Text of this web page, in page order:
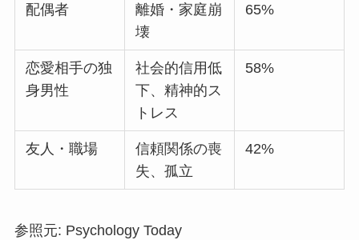
配偶者
離婚・家庭崩
壊
65%
恋愛相手の独
身男性
社会的信用低
下、精神的ス
トレス
58%
友人・職場
信頼関係の喪
失、孤立
42%
参照元: Psychology Today